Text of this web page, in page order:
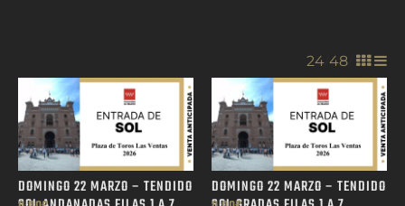
24 48
DOMINGO 22 MARZO – TENDIDO
DOMINGO 22 MARZO – TENDIDO